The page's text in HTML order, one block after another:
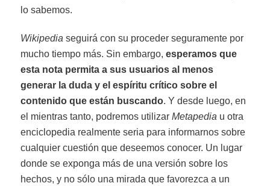
lo sabemos.
Wikipediaseguirá con su proceder seguramente por
mucho tiempo más. Sin embargo,esperamos que
esta nota permita a sus usuarios al menos
generar la duda y el espíritu crítico sobre el
contenido que están buscando. Y desde luego, en
el mientras tanto, podremos utilizarMetapedia u otra
enciclopedia realmente seria para informarnos sobre
cualquier cuestión que deseemos conocer. Un lugar
donde se exponga más de una versión sobre los
hechos, y no sólo una mirada que favorezca a un